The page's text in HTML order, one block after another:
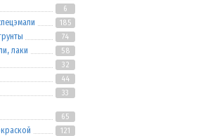
6
185
74
лаки 58
32
44
33
65
121